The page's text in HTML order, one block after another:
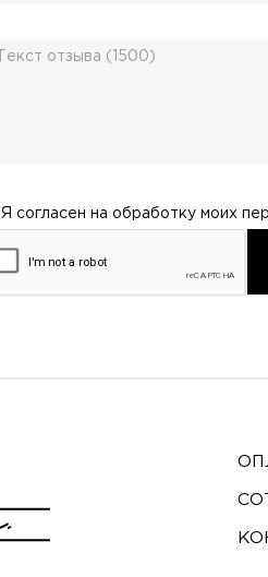
Я согласен на обработку моих